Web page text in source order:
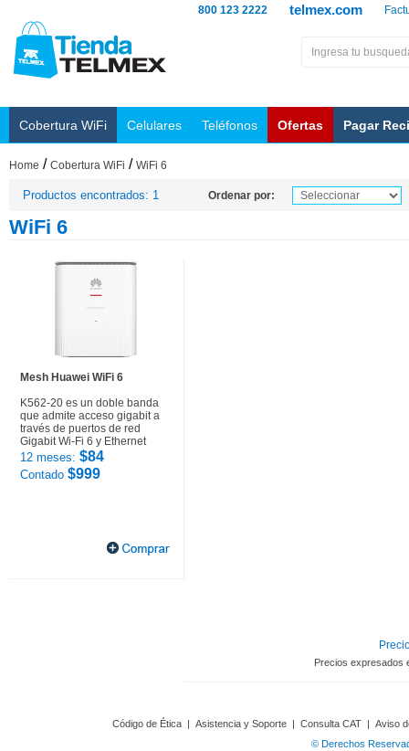
telmex.com
800 123 2222
Cobertura WiFi Celulares Teléfonos Ofertas Pagar
Home / Cobertura WiFi / WiFi 6
Productos encontrados: 1 Ordenar por:
WiFi 6
Mesh Huawei WiFi 6
K562-20 es un doble banda
que admite acceso gigabit a
través de puertos de red
Gigabit Wi-Fi 6 y Ethernet
12 meses: $84
Contado $999
Precios expresados
Código de Ética | Asistencia y Soporte | Consulta CAT | Aviso
© Derechos